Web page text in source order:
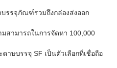
รรจุภัณฑ์รวมถึงกล่องส่งออก
สามารถในการจัดหา 100,000
ษบรรจุ SF เป็นตัวเลือกที่เชื่อถือ